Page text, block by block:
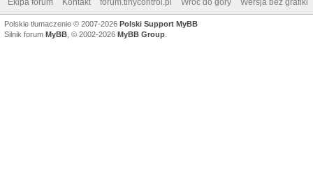
Ekipa forum Kontakt forum.tinycontrol.pl Wróć do góry Wersja bez grafiki
Polskie tłumaczenie © 2007-2026 Polski Support MyBB
Silnik forum MyBB , © 2002-2026 MyBB Group